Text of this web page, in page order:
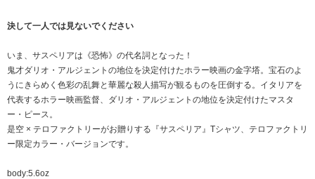
決して一人では見ないでください
いま、サスペリアは《恐怖》の代名詞となった！
鬼才ダリオ・アルジェントの地位を決定付けたホラー映画の金字塔。宝石のよ
うにきらめく色彩の乱舞と華麗な殺人描写が観るものを圧倒する。イタリアを
代表するホラー映画監督、ダリオ・アルジェントの地位を決定付けたマスタ
ー・ピース。
是空 × テロファクトリーがお贈りする『サスペリア』Tシャツ、テロファクトリ
ー限定カラー・バージョンです。
body:5.6oz